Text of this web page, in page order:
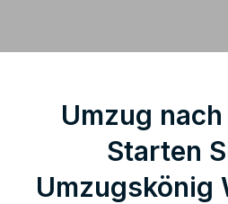
Umzug
Starten
Umzugskönig